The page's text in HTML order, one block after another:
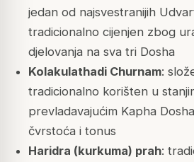
jedan od najsvestranijih
tradicionalno cijenjen zbog
djelovanja na sva tri Dosha
Kolakulathadi Churnam:
tradicionalno korišten u
prevladavajućim Kapha
čvrstoća i tonus
Haridra (kurkuma) prah: